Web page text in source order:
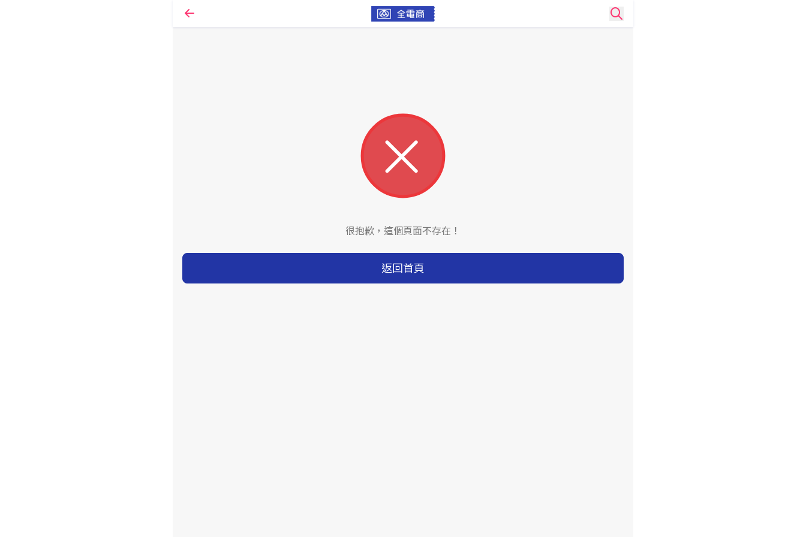
很抱歉，這個頁面不存在！
返回首頁